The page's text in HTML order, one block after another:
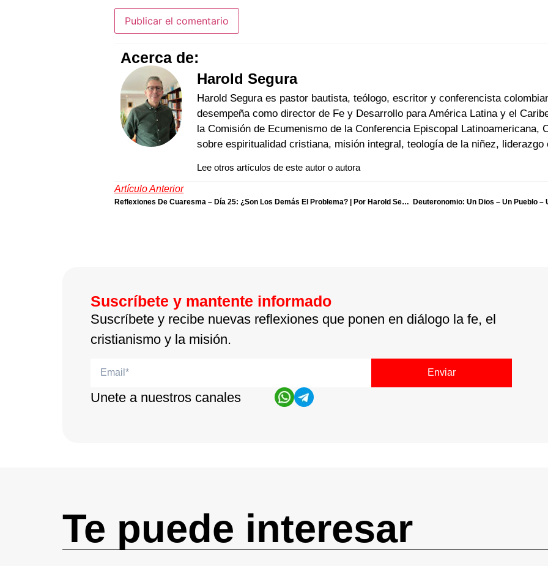
Acerca de:
Harold Segura
Harold Segura es pastor bautista, teólogo, escritor y conferencista
desempeña como director de Fe y Desarrollo para América Latina y el
la Comisión de Ecumenismo de la Conferencia Episcopal Latinoamericana,
sobre espiritualidad cristiana, misión integral, teología de la niñez, liderazgo
Lee otros artículos de este autor o autora
Artículo Anterior
Reflexiones De Cuaresma – Día 25: ¿Son Los Demás El Problema? | Por Harold Segura Deuteronomio: Un Dios – Un Pueblo
Suscríbete y mantente informado
Suscríbete y recibe nuevas reflexiones que ponen en diálogo la fe, el
cristianismo y la misión.
Enviar
Unete a nuestros canales
Te puede interesar